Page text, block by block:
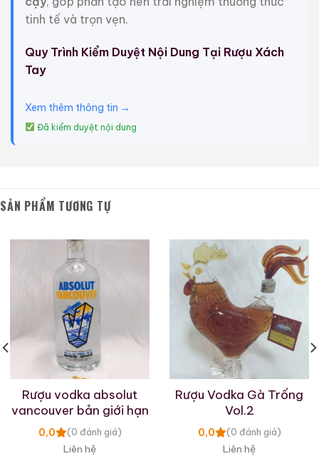
Hạn sử dụng tốt nhất: Không có
mát, tránh ánh nắng trực tiếp.
Nhà sản xuất: Kosei Brewery Co., Ltd.
Giới Thiệu Một Số Mẫu Rượu Trung Quốc
Rượu Thuốc Chí Bảo
Tam Dương
500ml / 40%
0,0 (0 đánh giá)
3.450.000₫
Zalo Hotline
Rượu Mao Đài Quý
Châu Ngũ Sao – Cáp
Họa Hữu Nghị 2021
500ml / 53%
0,0 (0 đánh giá)
19.280.000
Zalo Hotline
tinh tế và trọn vẹn.
Quy Trình Kiểm Duyệt Nội Dung Tại Rượu Xách
Tay
Xem thêm thông tin →
Đã kiểm duyệt nội dung
SẢN PHẨM TƯƠNG TỰ
Rượu vodka absolut
vancouver bản giới hạn
0,0 (0 đánh giá)
Liên hệ
Rượu Vodka Gà Trống
Vol.2
0,0 (0 đánh giá)
Liên hệ